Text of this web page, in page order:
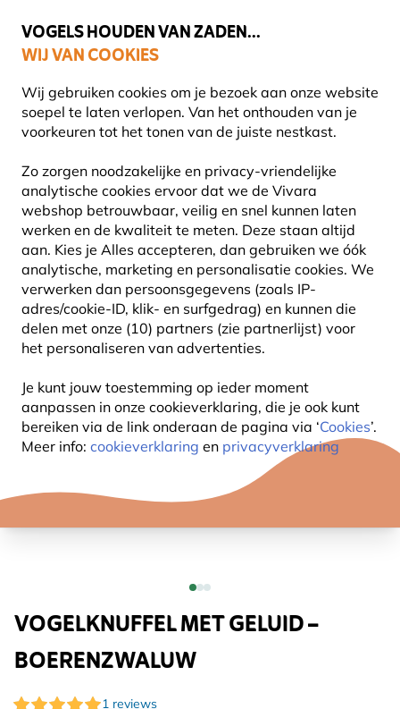
VOGELS HOUDEN VAN ZADEN...
WIJ VAN COOKIES
Wij gebruiken cookies om je bezoek aan onze website
soepel te laten verlopen. Van het onthouden van je
voorkeuren tot het tonen van de juiste nestkast.
Zo zorgen noodzakelijke en privacy-vriendelijke
analytische cookies ervoor dat we de Vivara
webshop betrouwbaar, veilig en snel kunnen laten
werken en de kwaliteit te meten. Deze staan altijd
aan. Kies je Alles accepteren, dan gebruiken we óók
analytische, marketing en personalisatie cookies. We
verwerken dan persoonsgegevens (zoals IP-
adres/cookie-ID, klik- en surfgedrag) en kunnen die
delen met onze (10) partners (zie partnerlijst) voor
het personaliseren van advertenties.
Je kunt jouw toestemming op ieder moment
aanpassen in onze cookieverklaring, die je ook kunt
bereiken via de link onderaan de pagina via ‘Cookies’.
Meer info: cookieverklaring en privacyverklaring
Uitstekend beoordeeld in 11 landen
Gratis thuisbezorgd vanaf €49
15% KORTING
VOGELKNUFFEL MET GELUID –
BOERENZWALUW
1 reviews